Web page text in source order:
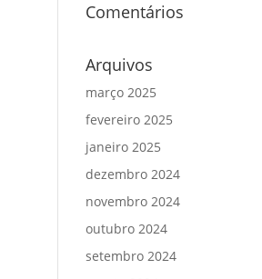
Comentários
Arquivos
março 2025
fevereiro 2025
janeiro 2025
dezembro 2024
novembro 2024
outubro 2024
setembro 2024